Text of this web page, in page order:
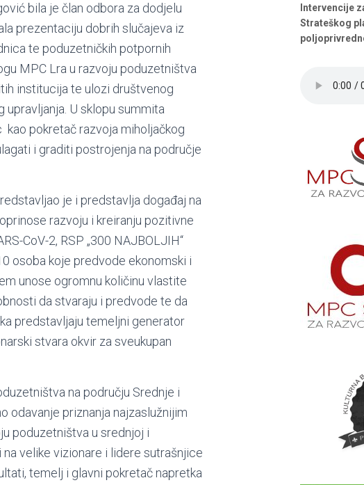
bila je član odbora za dodjelu
prezentaciju dobrih slučajeva iz
te poduzetničkih potpornih
MPC Lra u razvoju poduzetništva
institucija te ulozi društvenog
U sklopu summita
pokretač razvoja miholjačkog
i graditi postrojenja na područje
je i predstavlja događaj na
razvoju i kreiranju pozitivne
CoV-2, RSP „300 NAJBOLJIH“
osoba koje predvode ekonomski i
unose ogromnu količinu vlastite
da stvaraju i predvode te da
predstavljaju temeljni generator
stvara okvir za sveukupan
na području Srednje i
odavanje priznanja najzaslužnijim
poduzetništva u srednjoj i
velike vizionare i lidere sutrašnjice
temelj i glavni pokretač napretka
Intervencije
Strateškog